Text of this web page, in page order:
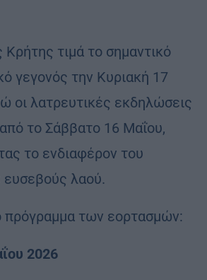
Κρήτης τιμά το σημαντικό
γεγονός την Κυριακή 17
οι λατρευτικές εκδηλώσεις
το Σάββατο 16 Μαΐου,
το ενδιαφέρον του
ευσεβούς λαού.
των εορτασμών:
2026